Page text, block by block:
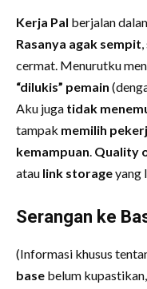
Kerja Pal berjalan
Rasanya agak sempit
cermat. Menurutku
“dilukis” pemain
Aku juga tidak
tampak memilih
kemampuan. Quality
atau link storageyang
Serangan ke
(Informasi khusus
base belum